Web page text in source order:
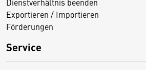
Exportieren / Importieren
Förderungen
Service